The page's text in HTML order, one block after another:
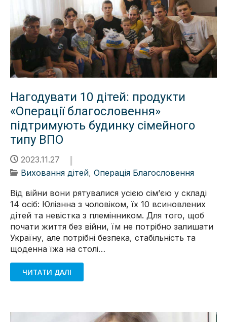
Нагодувати 10 дітей: продукти
«Операції благословення»
підтримують будинку сімейного
типу ВПО
2023.11.27
Виховання дітей, Операція Благословення
Від війни вони рятувалися усією сімʼєю у складі
14 осіб: Юліанна з чоловіком, їх 10 всиновлених
дітей та невістка з племінником. Для того, щоб
почати життя без війни, їм не потрібно залишати
Україну, але потрібні безпека, стабільність та
щоденна їжа на столі…
ЧИТАТИ ДАЛІ